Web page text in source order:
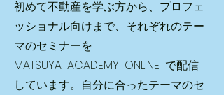
初めて不動産を学ぶ方から、プロフェ
ッショナル向けまで、それぞれのテー
マのセミナーを
MATSUYA ACADEMY ONLINE で配信
しています。自分に合ったテーマのセ